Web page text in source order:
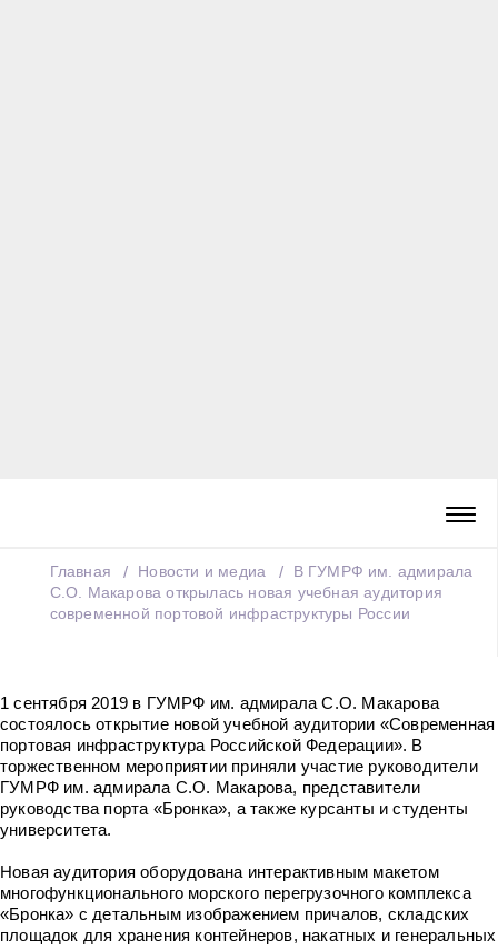
Главная Новости и медиа
В ГУМРФ им. адмирала
С.О. Макарова открылась новая учебная аудитория
современной портовой инфраструктуры России
1 сентября 2019 в ГУМРФ им. адмирала С.О. Макарова
состоялось открытие новой учебной аудитории «Современная
портовая инфраструктура Российской Федерации». В
торжественном мероприятии приняли участие руководители
ГУМРФ им. адмирала С.О. Макарова, представители
руководства порта «Бронка», а также курсанты и студенты
университета.
Новая аудитория оборудована интерактивным макетом
многофункционального морского перегрузочного комплекса
«Бронка» с детальным изображением причалов, складских
площадок для хранения контейнеров, накатных и генеральных